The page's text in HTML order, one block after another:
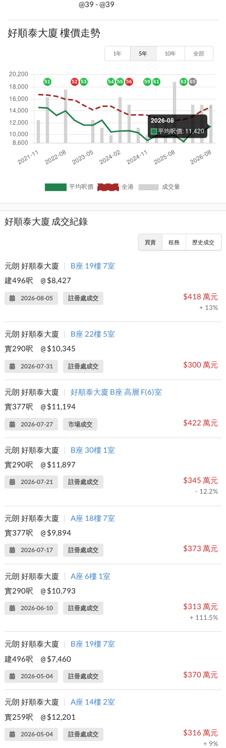
@39 - @39
好順泰大廈 樓價走勢
1年 5年 10年 全部
好順泰大廈 成交紀錄
買賣 租務 歷史成交
元朗 好順泰大廈 |
B座 19樓 7室
建496呎
@ $8,427
2026-08-05 註冊處成交 $418 萬元
+ 13%
元朗 好順泰大廈 |
B座 22樓 5室
實290呎
@ $10,345
2026-07-31 註冊處成交 $300 萬元
元朗 好順泰大廈 |
好順泰大廈 B座 高層 F(6)室
實377呎
@ $11,194
2026-07-27 市場成交 $422 萬元
元朗 好順泰大廈 |
B座 30樓 1室
實290呎
@ $11,897
2026-07-21 註冊處成交 $345 萬元
- 12.2%
元朗 好順泰大廈 |
A座 18樓 7室
實377呎
@ $9,894
2026-07-17 註冊處成交 $373 萬元
元朗 好順泰大廈 |
A座 6樓 1室
實290呎
@ $10,793
2026-06-10 註冊處成交 $313 萬元
+ 111.5%
元朗 好順泰大廈
B座 19樓 7室
建496呎
@ $7,460
2026-05-04 註冊處成交 $370 萬元
元朗 好順泰大廈
A座 14樓 2室
實259呎
@ $12,201
2026-05-04 註冊處成交 $316 萬元
+ 9%